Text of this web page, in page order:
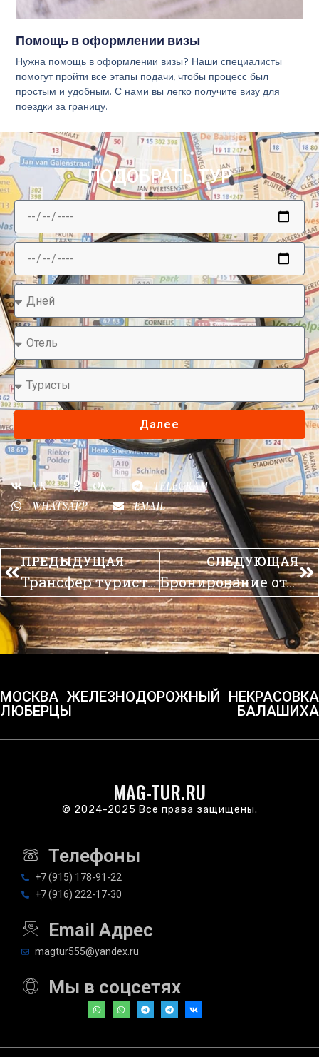
Помощь в оформлении визы
Нужна помощь в оформлении визы? Наши специалисты
помогут пройти все этапы подачи, чтобы процесс был
простым и удобным. С нами вы легко получите визу для
поездки за границу.
ПОДОБРАТЬ ТУР
Далее
VK OK
TELEGRAM
WHATSAPP
EMAIL
ПРЕДЫДУЩАЯ
Трансфер туристический
СЛЕДУЮЩАЯ
Бронирование отелей
МОСКВА ЖЕЛЕЗНОДОРОЖНЫЙ НЕКРАСОВКА
ЛЮБЕРЦЫ
БАЛАШИХА
MAG-TUR.RU
© 2024-2025 Все права защищены.
Телефоны
+7 (915) 178-91-22
+7 (916) 222-17-30
Email Адрес
magtur555@yandex.ru
Мы в соцсетях